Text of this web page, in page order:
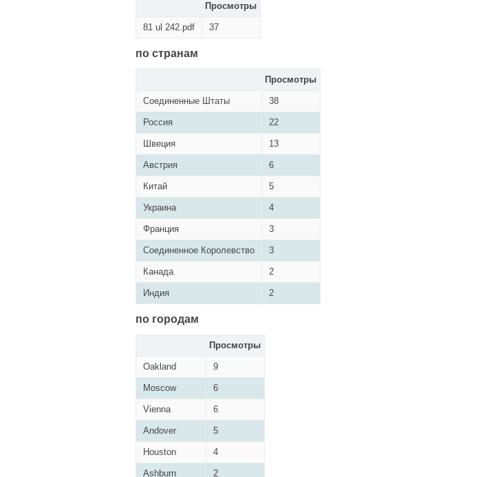
Просмотры
81 ul 242.pdf 37
по странам
Просмотры
Соединенные Штаты 38
Россия 22
Швеция 13
Австрия 6
Китай 5
Украина 4
Франция 3
Соединенное Королевство 3
Канада 2
Индия 2
по городам
Просмотры
Oakland 9
Moscow 6
Vienna 6
Andover 5
Houston 4
Ashburn 2